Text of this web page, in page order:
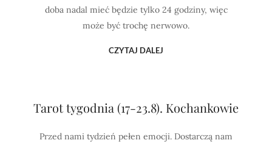
doba nadal mieć będzie tylko 24 godziny, więc
może być trochę nerwowo.
CZYTAJ DALEJ
Tarot tygodnia (17-23.8). Kochankowie
Przed nami tydzień pełen emocji. Dostarczą nam